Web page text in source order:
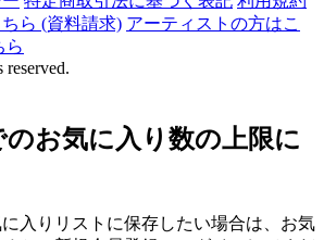
ら (資料請求) アーティストの方はこ
ら
お気に入り数の上限に
入りリストに保存したい場合は、お気